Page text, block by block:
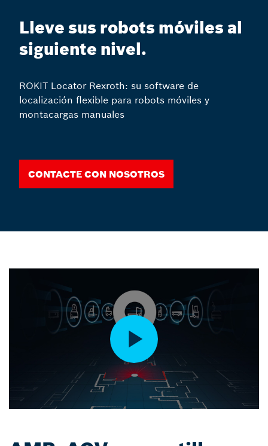
Lleve sus robots móviles al
siguiente nivel.
ROKIT Locator Rexroth: su software de
localización flexible para robots móviles y
montacargas manuales
Contacte con nosotros